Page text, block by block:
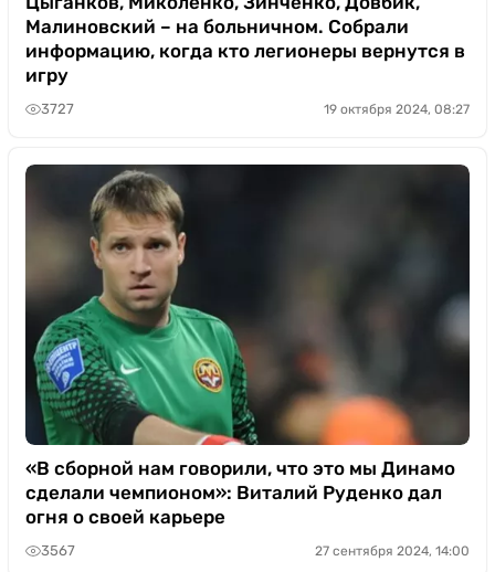
Малиновский – на больничном. Собрали
информацию, когда кто легионеры вернутся в
игру
3727 19 октября 2024, 08:27
«В сборной нам говорили, что это мы Динамо
сделали чемпионом»: Виталий Руденко дал
огня о своей карьере
3567 27 сентября 2024, 14:00